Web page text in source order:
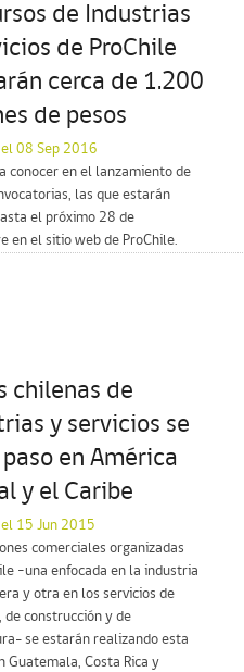
de Industrias
de ProChile
cerca de 1.200
de pesos
el 08 Sep 2016
conocer en el lanzamiento de
las que estarán
el próximo 28 de
en el sitio web de ProChile.
chilenas de
y servicios se
en América
y el Caribe
el 15 Jun 2015
comerciales organizadas
–una enfocada en la industria
y otra en los servicios de
de construcción y de
se estarán realizando esta
Guatemala, Costa Rica y